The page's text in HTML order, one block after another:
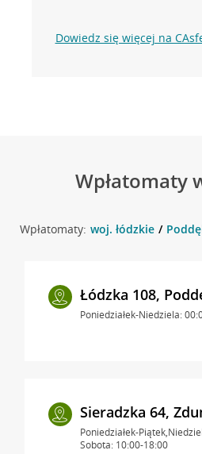
Dowiedz się więcej na
Wpłatomaty
Wpłatomaty: woj. łódzkie
Łódzka 108,
Poniedziałek-Niedziela:
Sieradzka 64,
Poniedziałek-
Sobota: 10:00-18:00